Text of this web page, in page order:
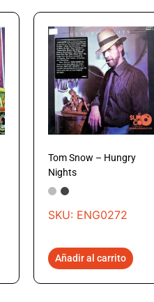
Tom Snow – Hungry
Nights
SKU: ENG0272
Añadir al carrito